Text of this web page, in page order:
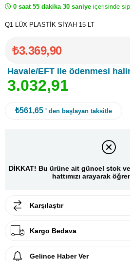
0 saat 55 dakika 30 saniye içerisinde
Q1 LÜX PLASTİK SİYAH 15 LT
₺3.369,90
Havale/EFT ile ödenmesi
3.032,91
₺561,65 ' den başlayan taksitle
DİKKAT! Bu ürüne ait güncel stok
hattımızı arayarak
Karşılaştır
Kargo Bedava
Gelince Haber Ver